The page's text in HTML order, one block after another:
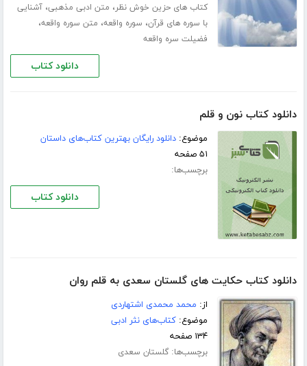
کتاب های حزین خوش نظر، متن ادبی مذهبی،آشنایی
با سوره های قرآن، سوره واقعه، متن سوره واقعه،
فضیلت سره واقعه
دانلود کتاب
دانلود کتاب نون و قلم
موضوع:دانلود رایگان بهترین کتاب‌های داستان
۵۱ صفحه
برچسب‌ها:
دانلود کتاب
دانلود کتاب حکایت های گلستان سعدی به قلم روان
از: محمد محمدی اشتهاردی
موضوع:کتاب‌های نثر ادبی
۱۳۴ صفحه
برچسب‌ها:گلستان سعدی